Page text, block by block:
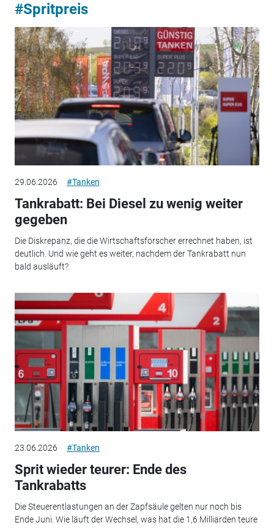
#Spritpreis
29.06.2026 #Tanken
Tankrabatt: Bei Diesel zu wenig weiter
gegeben
Die Diskrepanz, die die Wirtschaftsforscher errechnet haben, ist
deutlich. Und wie geht es weiter, nachdem der Tankrabatt nun
bald ausläuft?
23.06.2026 #Tanken
Sprit wieder teurer: Ende des
Tankrabatts
Die Steuerentlastungen an der Zapfsäule gelten nur noch bis
Ende Juni. Wie läuft der Wechsel, was hat die 1,6 Milliarden teure